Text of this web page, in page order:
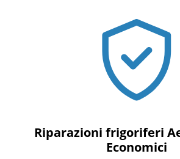
Riparazioni frigoriferi
Economici